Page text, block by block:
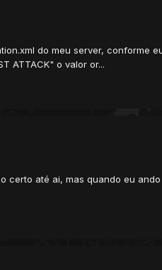
do meu server, conforme
ATTACK" o valor or...
até ai, mas quando eu